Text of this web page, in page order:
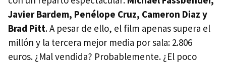
Javier Bardem, Penélope Cruz, Cameron Diaz y
Brad Pitt. A pesar de ello, el film apenas supera el
millón y la tercera mejor media por sala: 2.806
euros. ¿Mal vendida? Probablemente. ¿El poco